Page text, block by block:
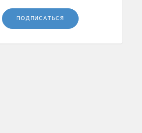
ПОДПИСАТЬСЯ